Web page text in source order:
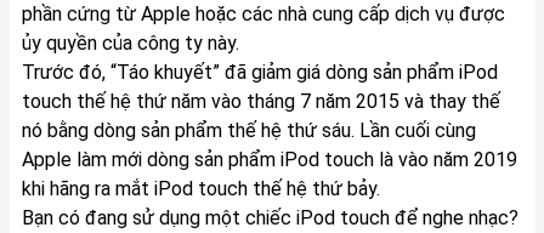
phần cứng từ Apple hoặc các nhà cung cấp dịch vụ được
ủy quyền của công ty này.
Trước đó, “Táo khuyết” đã giảm giá dòng sản phẩm iPod
touch thế hệ thứ năm vào tháng 7 năm 2015 và thay thế
nó bằng dòng sản phẩm thế hệ thứ sáu. Lần cuối cùng
Apple làm mới dòng sản phẩm iPod touch là vào năm 2019
khi hãng ra mắt iPod touch thế hệ thứ bảy.
Bạn có đang sử dụng một chiếc iPod touch để nghe nhạc?